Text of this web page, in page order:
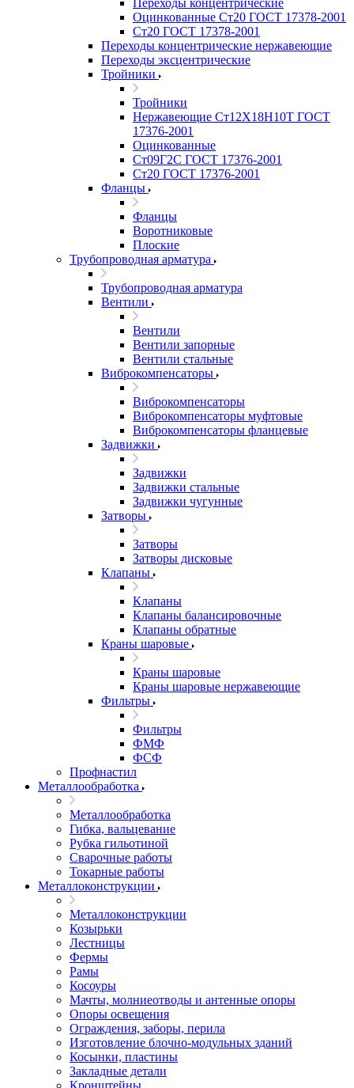
Переходы концентрические
Оцинкованные Ст20 ГОСТ 17378-2001
Ст20 ГОСТ 17378-2001
Переходы концентрические нержавеющие
Переходы эксцентрические
Тройники
Тройники
Нержавеющие Ст12Х18Н10Т ГОСТ
17376-2001
Оцинкованные
Ст09Г2С ГОСТ 17376-2001
Ст20 ГОСТ 17376-2001
Фланцы
Фланцы
Воротниковые
Плоские
Трубопроводная арматура
Трубопроводная арматура
Вентили
Вентили
Вентили запорные
Вентили стальные
Виброкомпенсаторы
Виброкомпенсаторы
Виброкомпенсаторы муфтовые
Виброкомпенсаторы фланцевые
Задвижки
Задвижки
Задвижки стальные
Задвижки чугунные
Затворы
Затворы
Затворы дисковые
Клапаны
Клапаны
Клапаны балансировочные
Клапаны обратные
Краны шаровые
Краны шаровые
Краны шаровые нержавеющие
Фильтры
Фильтры
ФМФ
ФСФ
Профнастил
Металлообработка
Металлообработка
Гибка, вальцевание
Рубка гильотиной
Сварочные работы
Токарные работы
Металлоконструкции
Металлоконструкции
Козырьки
Лестницы
Фермы
Рамы
Косоуры
Мачты, молниеотводы и антенные опоры
Опоры освещения
Ограждения, заборы, перила
Изготовление блочно-модульных зданий
Косынки, пластины
Закладные детали
Кронштейны